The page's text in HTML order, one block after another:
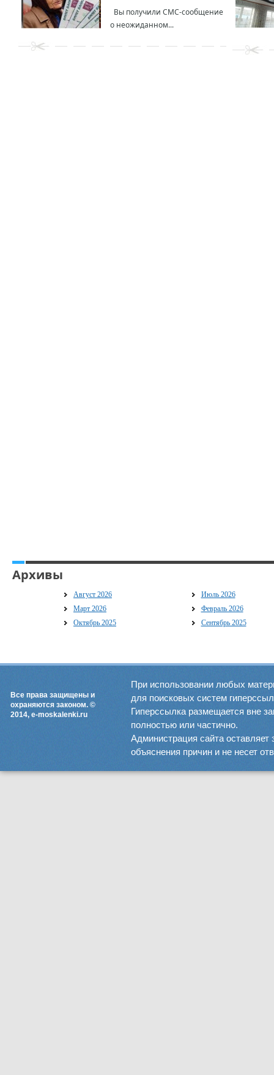
Вы получили СМС-сообщение
о неожиданном...
Архивы
Август 2026
Июль 2026
Март 2026
Февраль 2026
Октябрь 2025
Сентябрь 2025
Все права защищены и
охраняются законом. ©
2014, e-moskalenki.ru
При использовании любых
для поисковых систем
Гиперссылка размещается вне
полностью или частично.
Администрация сайта оставляет
объяснения причин и не несет